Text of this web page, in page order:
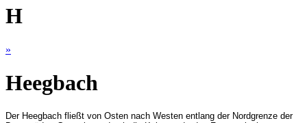
H
»
Heegbach
Der Heegbach fließt von Osten nach Westen entlang der Nordgrenze der